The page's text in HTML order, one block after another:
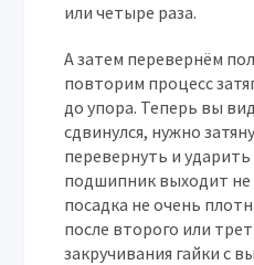
или четыре раза.
А затем перевернём
повторим процесс
до упора. Теперь вы
сдвинулся, нужно
перевернуть и ударить
подшипник выходит не
посадка не очень
после второго или
закручивания гайки с